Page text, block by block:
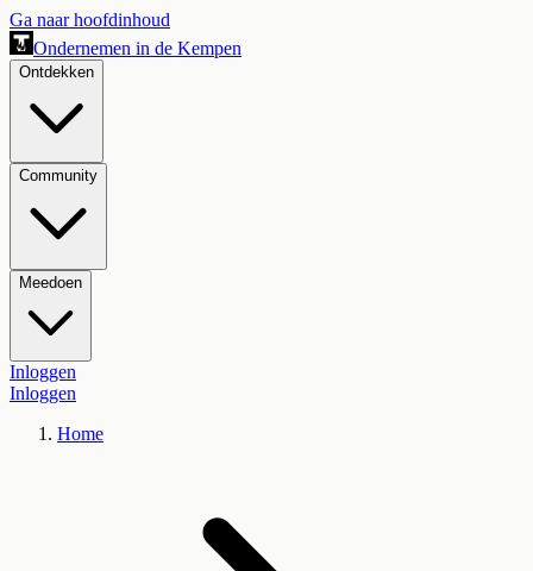
Ga naar hoofdinhoud
Ondernemen in de Kempen
Ontdekken
Community
Meedoen
Inloggen
Inloggen
Home